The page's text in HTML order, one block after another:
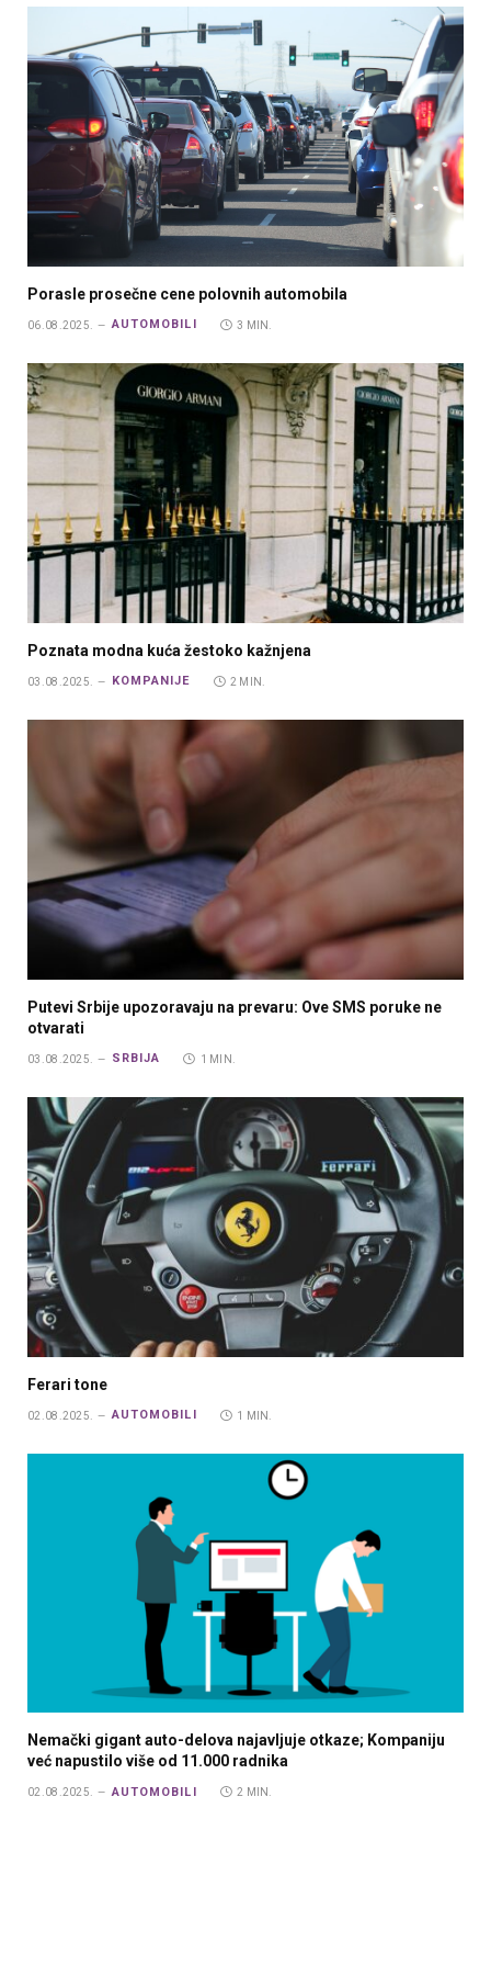
Porasle prosečne cene polovnih automobila
06.08.2025. AUTOMOBILI 3 MIN.
Poznata modna kuća žestoko kažnjena
03.08.2025. KOMPANIJE 2 MIN.
Putevi Srbije upozoravaju na prevaru: Ove SMS poruke ne
otvarati
03.08.2025. SRBIJA 1 MIN.
Ferari tone
02.08.2025. AUTOMOBILI 1 MIN.
Nemački gigant auto-delova najavljuje otkaze; Kompaniju
već napustilo više od 11.000 radnika
02.08.2025. AUTOMOBILI 2 MIN.